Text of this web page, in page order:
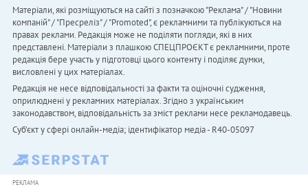
Матеріали, які розміщуються на сайті з позначкою "Реклама" / "Новини
компаній" / "Пресреліз" / "Promoted", є рекламними та публікуються на
правах реклами. Редакція може не поділяти погляди, які в них
представлені. Матеріали з плашкою СПЕЦПРОЄКТ є рекламними, проте
редакція бере участь у підготовці цього контенту і поділяє думки,
висловлені у цих матеріалах.
Редакція не несе відповідальності за факти та оціночні судження,
оприлюднені у рекламних матеріалах. Згідно з українським
законодавством, відповідальність за зміст реклами несе рекламодавець.
Cуб'єкт у сфері онлайн-медіа; ідентифікатор медіа - R40-05097
РЕКЛАМА